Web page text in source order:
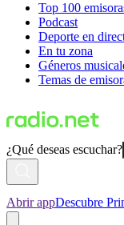
Top 100
Podcast
Deporte en
En tu zona
Géneros
Temas de
¿Qué deseas escuchar?
Abrir appDescubre